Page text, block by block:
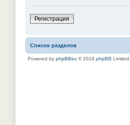
Регистрация
Список разделов
Powered by phpBBex © 2016 phpBB Limited,